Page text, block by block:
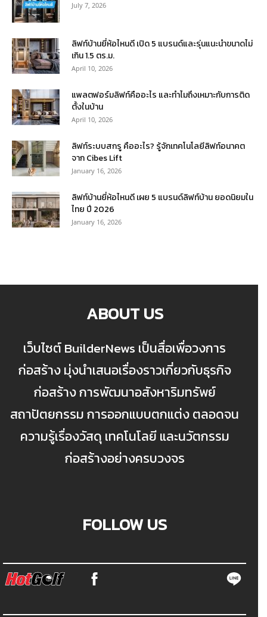
July 7, 2026
ลิฟท์บ้านยี่ห้อไหนดี เปิด 5 แบรนด์และรุ่นแนะนำขนาดไม่
เกิน 1.5 ตร.ม.
April 10, 2026
แพลตฟอร์มลิฟท์คืออะไร และทำไมถึงเหมาะกับการติด
ตั้งในบ้าน
April 10, 2026
ลิฟท์ระบบสกรู คืออะไร? รู้จักเทคโนโลยีลิฟท์อนาคต
จาก Cibes Lift
January 16, 2026
ลิฟท์บ้านยี่ห้อไหนดี เผย 5 แบรนด์ลิฟท์บ้าน ยอดนิยมใน
ไทย ปี 2026
January 16, 2026
ABOUT US
เว็บไซต์ BuilderNews เป็นสื่อเพื่อวงการ
ก่อสร้าง มุ่งนำเสนอเรื่องราวเกี่ยวกับธุรกิจ
ก่อสร้าง การพัฒนาอสังหาริมทรัพย์
สถาปัตยกรรม การออกแบบตกแต่ง ตลอดจน
ความรู้เรื่องวัสดุ เทคโนโลยี และนวัตกรรม
ก่อสร้างอย่างครบวงจร
FOLLOW US